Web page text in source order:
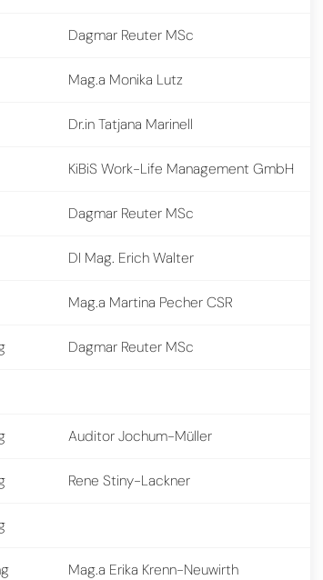
Dagmar Reuter MSc
Mag.a Monika Lutz
Dr.in Tatjana Marinell
KiBiS Work-Life Management GmbH
Dagmar Reuter MSc
DI Mag. Erich Walter
Mag.a Martina Pecher CSR
Dagmar Reuter MSc
Auditor Jochum-Müller
Rene Stiny-Lackner
Mag.a Erika Krenn-Neuwirth